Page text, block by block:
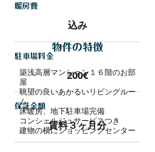
暖房費
込み
駐車場料金
200€
保証金額
賃料３ヶ月分
物件の特徴
築浅高層マンション１６階のお部
屋
眺望の良いあかるいリビングルー
ム
床暖房、地下駐車場完備
コンシェルジュサービスつき
建物の横にショッピングセンター